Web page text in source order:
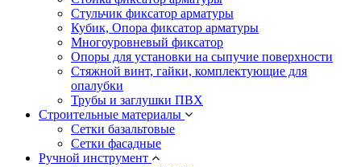
Стульчик фиксатор арматуры
Кубик, Опора фиксатор арматуры
Многоуровневый фиксатор
Опоры для установки на сыпучие поверхности
Стяжной винт, гайки, комплектующие для
опалубки
Трубы и заглушки ПВХ
Строительные материалы
Сетки базальтовые
Сетки фасадные
Ручной инструмент